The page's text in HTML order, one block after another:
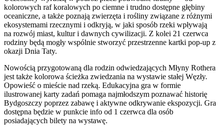
kolorowych raf koralowych po ciemne i trudno dostępne głębiny
oceaniczne, a także poznają zwierzęta i rośliny związane z różnymi
ekosystemami rzecznymi i odkryją, w jaki sposób rzeki wpływają
na rozwój miast, kultur i dawnych cywilizacji. Z kolei 21 czerwca
rodziny będą mogły wspólnie stworzyć przestrzenne kartki pop-up z
okazji Dnia Taty.
Nowością przygotowaną dla rodzin odwiedzających Młyny Rothera
jest także kolorowa ścieżka zwiedzania na wystawie stałej Węzły.
Opowieść o mieście nad rzeką. Edukacyjna gra w formie
ilustrowanej karty zadań pomaga najmłodszym poznawać historię
Bydgoszczy poprzez zabawę i aktywne odkrywanie ekspozycji. Gra
dostępna będzie w punkcie info od 1 czerwca dla osób
posiadających bilety na wystawę.